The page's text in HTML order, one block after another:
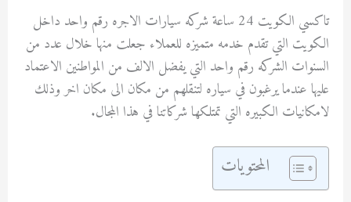
تاكسي الكويت 24 ساعة شركه سيارات الاجره رقم واحد داخل
الكويت التي تقدم خدمه متميزه للعملاء جعلت منها خلال عدد من
السنوات الشركه رقم واحد التي يفضل الالف من المواطنين الاعتماد
عليها عندما يرغبون في سياره لتنقلهم من مكان الى مكان اخر وذلك
لامكانيات الكبيره التي تمتلكها شركاتنا في هذا المجال.
المحتويات